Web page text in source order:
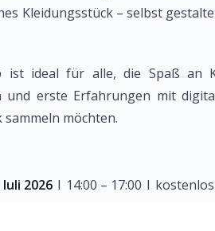
Kleidungsstück – selbst
ist ideal für alle, die Spaß an
und erste Erfahrungen mit
möchten.
2026 | 14:00 – 17:00 | kostenlos